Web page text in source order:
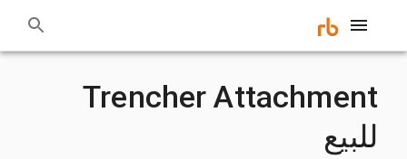
Trencher Attachment
للبيع